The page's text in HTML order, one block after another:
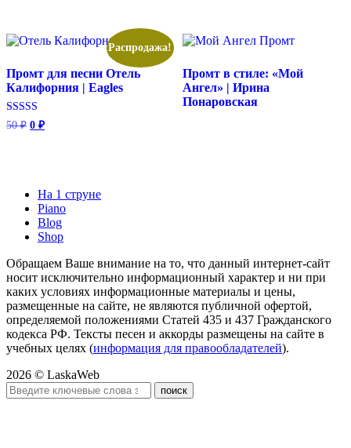
Распродажа!
Промт для песни Отель
Калифорния | Eagles
Оценка
5.00
50₽ Первоначальная
0 ₽Текущая
Промт в стиле: «Мой
Ангел» | Ирина
Понаровская
На 1 струне
Piano
Blog
Shop
Обращаем Ваше внимание на то, что данный интернет-сайт
носит исключительно информационный характер и ни при
каких условиях информационные материалы и цены,
размещенные на сайте, не являются публичной офертой,
определяемой положениями Статей 435 и 437 Гражданского
кодекса РФ. Тексты песен и аккорды размещены на сайте в
учебных целях (информация для правообладателей).
2026 © LaskaWeb